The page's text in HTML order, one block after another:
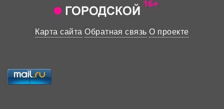
Карта сайта Обратная связь О проекте